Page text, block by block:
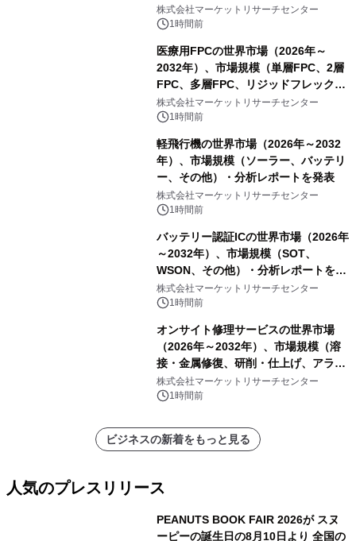
スDCモーター）・分析レポートを発
表
株式会社マーケットリサーチセンター
1時間前
医療用FPCの世界市場（2026年～
2032年）、市場規模（単層FPC、2層
FPC、多層FPC、リジッドフレックス
PCB）・分析レポートを発表
株式会社マーケットリサーチセンター
1時間前
軽飛行機の世界市場（2026年～2032
年）、市場規模（ソーラー、バッテリ
ー、その他）・分析レポートを発表
株式会社マーケットリサーチセンター
1時間前
バッテリー認証ICの世界市場（2026年
～2032年）、市場規模（SOT、
WSON、その他）・分析レポートを発
表
株式会社マーケットリサーチセンター
1時間前
オンサイト修理サービスの世界市場
（2026年～2032年）、市場規模（溶
接・金属修復、研削・仕上げ、アライ
メント、その他）・分析レポートを発
表
株式会社マーケットリサーチセンター
1時間前
ビジネスの新着をもっと見る
人気のプレスリリース
PEANUTS BOOK FAIR 2026が スヌ
ーピーの誕生日の8月10日より 全国の